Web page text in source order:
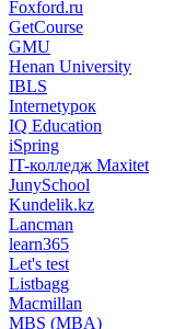
Foxford.ru
GetCourse
GMU
Henan University
IBLS
Internetурок
IQ Education
iSpring
IT-колледж Maxitet
JunySchool
Kundelik.kz
Lancman
learn365
Let's test
Listbagg
Macmillan
MBS (MBA)